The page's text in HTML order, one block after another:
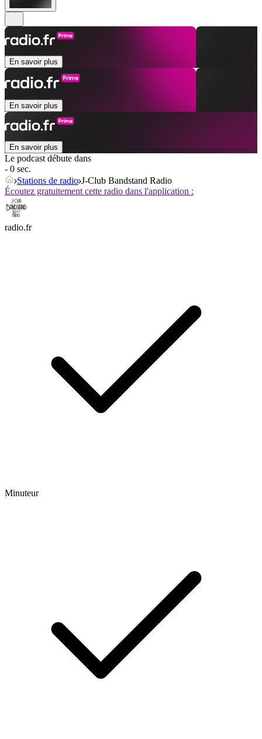
En savoir plus
En savoir plus
En savoir plus
Le podcast débute dans
- 0 sec.
Stations de radio J-Club Bandstand Radio
Écoutez gratuitement cette radio dans l'application :
radio.fr
Minuteur